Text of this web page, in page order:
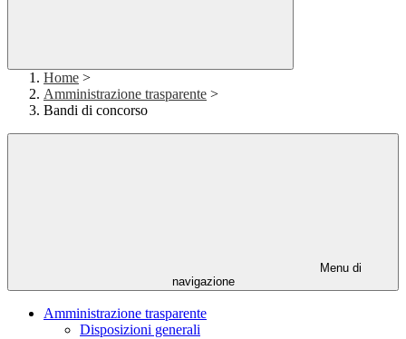
Home >
Amministrazione trasparente >
Bandi di concorso
Menu di
navigazione
Amministrazione trasparente
Disposizioni generali